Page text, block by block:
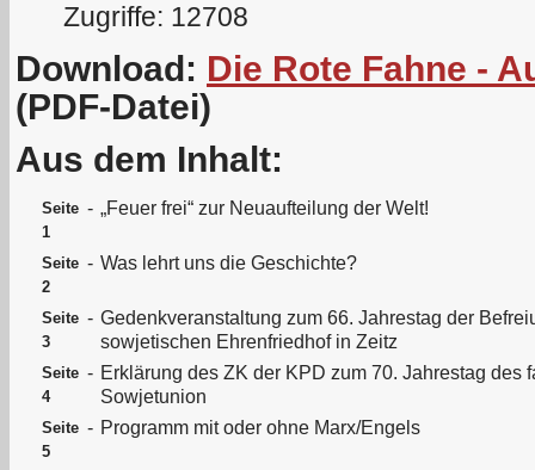
Zugriffe: 12708
Download: Die Rote Fahne -
(PDF-Datei)
Aus dem Inhalt:
Seite
1
- „Feuer frei“ zur Neuaufteilung der Welt!
Seite
2
- Was lehrt uns die Geschichte?
Seite
3
- Gedenkveranstaltung zum 66. Jahrestag der
sowjetischen Ehrenfriedhof in Zeitz
Seite
4
- Erklärung des ZK der KPD zum 70. Jahrestag des
Sowjetunion
Seite
5
- Programm mit oder ohne Marx/Engels